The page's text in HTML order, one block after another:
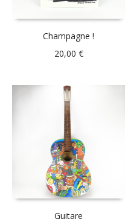
Champagne !
20,00 €
Guitare